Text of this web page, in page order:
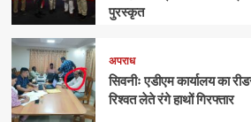
पुरस्कृत
अपराध
सिवनीः एडीएम कार्यालय का
रिश्वत लेते रंगे हाथों गिरफ्तार